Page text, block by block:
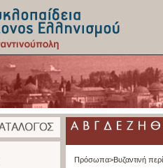
Πρόσωπα>Βυζαντινή